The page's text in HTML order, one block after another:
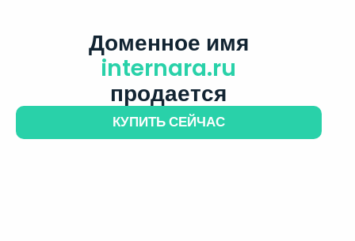
Доменное имя
internara.ru
продается
КУПИТЬ СЕЙЧАС